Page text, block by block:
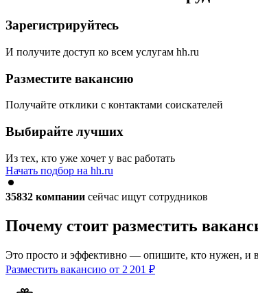
Зарегистрируйтесь
И получите доступ ко всем услугам hh.ru
Разместите вакансию
Получайте отклики с контактами соискателей
Выбирайте лучших
Из тех, кто уже хочет у вас работать
Начать подбор на hh.ru
35832 компании сейчас ищут сотрудников
Почему стоит разместить
Это просто и эффективно — опишите, кто нужен, и
Разместить вакансию от 2 201 ₽